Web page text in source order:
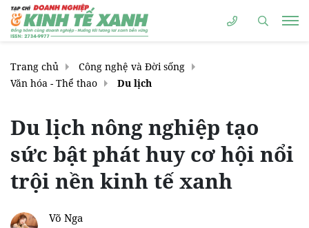
Trang chủ
Công nghệ và Đời sống
Văn hóa - Thể thao
Du lịch
Du lịch nông nghiệp tạo
sức bật phát huy cơ hội nổi
trội nền kinh tế xanh
Võ Nga